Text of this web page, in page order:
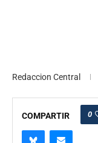
Redaccion Central
COMPARTIR 0